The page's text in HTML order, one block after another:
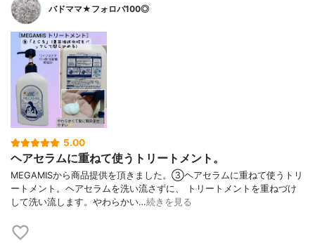
バドママ★フォロバ100◎
5.00
ヘアセラムに重ねて使うトリートメント。
MEGAMISから商品提供を頂きました。③ヘアセラムに重ねて使うトリ
ートメント。ヘアセラムを洗い流さずに、 トリートメントを重ねづけ
して洗い流します。やわらかい…続きを見る